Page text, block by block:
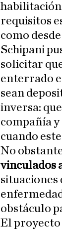
habilitación
requisitos
como
Schipani
solicitar
enterrado
sean
inversa:
compañía y
cuando
No
vinculados
situaciones
obstáculo
El proyecto